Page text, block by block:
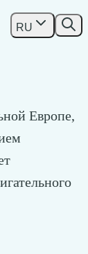
RU
Европе,